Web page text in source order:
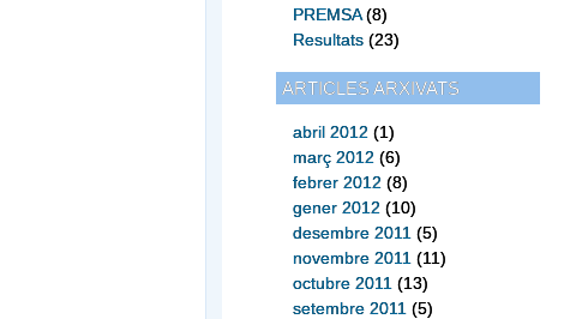
PREMSA(8)
Resultats (23)
ARTICLES ARXIVATS
abril 2012 (1)
març 2012 (6)
febrer 2012 (8)
gener 2012 (10)
desembre 2011 (5)
novembre 2011 (11)
octubre 2011 (13)
setembre 2011 (5)